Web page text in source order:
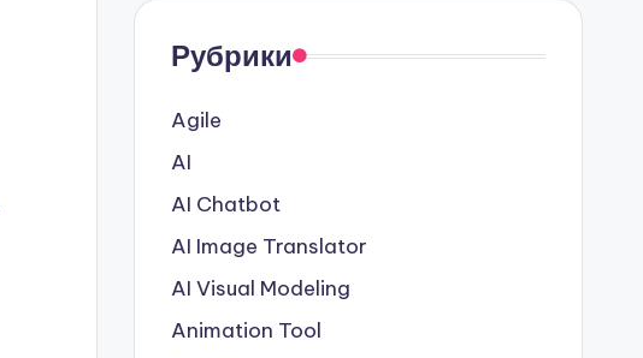
Рубрики
Agile
AI
AI Chatbot
AI Image Translator
AI Visual Modeling
Animation Tool